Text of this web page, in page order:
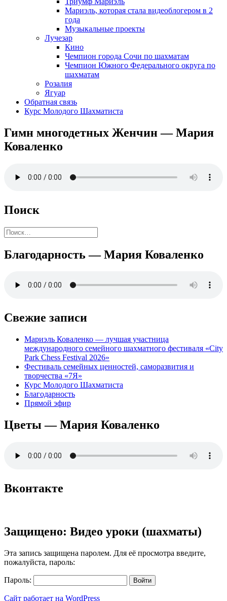
Мариэль, которая стала видеоблогером в 2
года
Музыкальные проекты
Лучезар
Кино
Чемпион города Сочи по шахматам
Чемпион Южного Федерального округа по
шахматам
Розалия
Ягуар
Обратная связь
Курс Молодого Шахматиста
Гимн многодетных Женчин — Мария
Коваленко
Поиск
Найти:
Благодарность — Мария Коваленко
Свежие записи
Мариэль Коваленко — лучшая участница
международного семейного шахматного фестиваля «City
Park Chess Festival 2026»
Фестиваль семейных ценностей, саморазвития и
творчества «7Я»
Курс Молодого Шахматиста
Благодарность
Прямой эфир
Цветы — Мария Коваленко
Вконтакте
Защищено: Видео уроки (шахматы)
Эта запись защищена паролем. Для её просмотра введите,
пожалуйста, пароль:
Пароль:
Сайт работает на WordPress